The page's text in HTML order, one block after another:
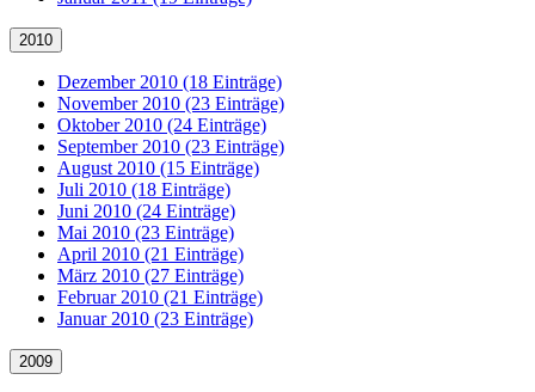
2010
Dezember 2010 (18 Einträge)
November 2010 (23 Einträge)
Oktober 2010 (24 Einträge)
September 2010 (23 Einträge)
August 2010 (15 Einträge)
Juli 2010 (18 Einträge)
Juni 2010 (24 Einträge)
Mai 2010 (23 Einträge)
April 2010 (21 Einträge)
März 2010 (27 Einträge)
Februar 2010 (21 Einträge)
Januar 2010 (23 Einträge)
2009